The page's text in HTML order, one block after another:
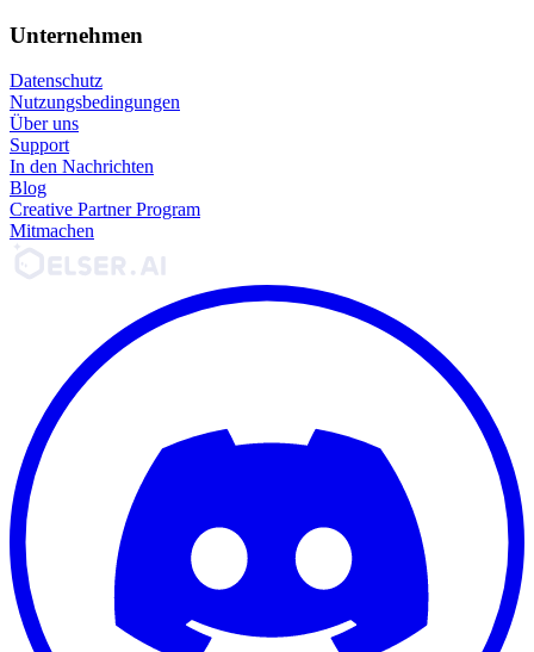
Unternehmen
Datenschutz
Nutzungsbedingungen
Über uns
Support
In den Nachrichten
Blog
Creative Partner Program
Mitmachen